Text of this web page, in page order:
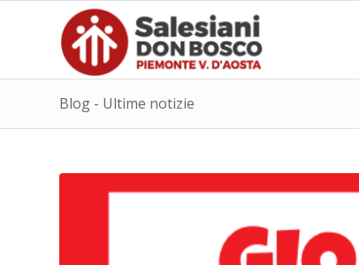
Blog - Ultime notizie